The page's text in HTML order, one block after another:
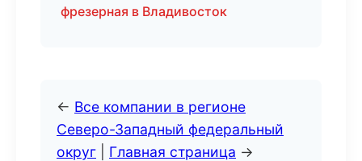
фрезерная в Владивосток
← Все компании в регионе
Северо-Западный федеральный
округ
Главная страница →